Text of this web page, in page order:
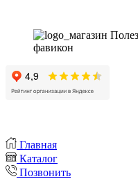
Главная
Каталог
Позвонить